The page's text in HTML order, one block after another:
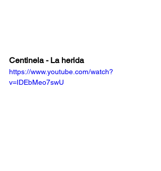
Centinela - La herida
https://www.youtube.com/watch?
v=IDEbMeo7swU